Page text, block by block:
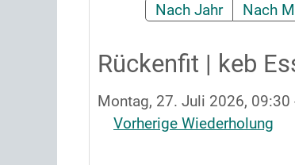
Nach Jahr Nach
Rückenfit | keb
Montag, 27. Juli 2026, 09:30
Vorherige Wiederholung